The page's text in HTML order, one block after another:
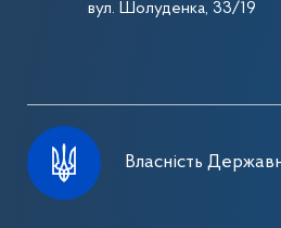
вул. Шолуденка, 33/19
Власність